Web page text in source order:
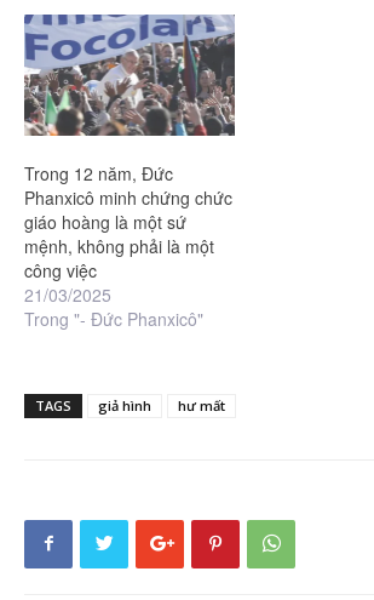
Trong 12 năm, Đức
Phanxicô minh chứng chức
giáo hoàng là một sứ
mệnh, không phải là một
công việc
21/03/2025
Trong "- Đức Phanxicô"
TAGS giả hình hư mất